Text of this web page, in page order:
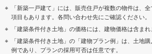
「新築一戸建て」には、販売住戸が複数の物件は、
項目もあります。各問い合わせ先にご確認ください。
「建築条件付き土地」の価格には、建物価格は含まれ
「建築条件付き土地」の「建物プラン例」は、土地
例であり、プランの採用可否は任意です。